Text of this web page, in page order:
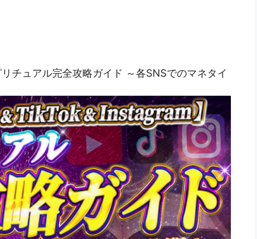
チュアル完全攻略ガイド ～各SNSでのマネタイ